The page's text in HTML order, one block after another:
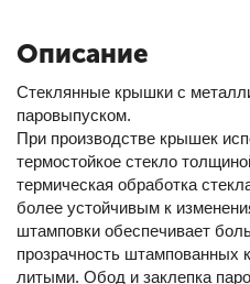
Описание
Стеклянные крышки с
паровыпуском.
При производстве крышек
термостойкое стекло
термическая обработка
более устойчивым к
штамповки обеспечивает
прозрачность штампованных
литыми. Обод и заклепка